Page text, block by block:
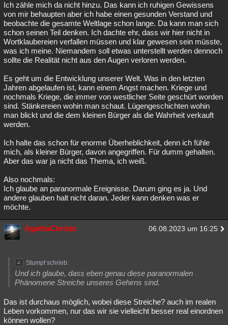
Ich zähle mich da nicht hinzu. Das kann ich ruhigen Gewissens
von mir behaupten aber ich habe einen gesunden Verstand und
beobachte die gesamte Weltlage schon lange. Da kann man sich
schon seinen Teil denken. Ich dachte ehr, dass wir hier nicht in
Wortklaubereien verfallen müssen und klar gewesen sein müsste,
was ich meine. Niemandem soll etwas unterstellt werden dennoch
sollte die Realität nicht aus den Augen verloren werden.
Es geht um die Entwicklung unserer Welt. Was in den letzten
Jahren abgelaufen ist, kann einem Angst machen. Kriege und
nochmals Kriege, die immer von westlicher Seite geschürt worden
sind. Stänkereien wohin man schaut. Lügengeschichten wohin
man blickt und die dem kleinen Bürger als die Wahrheit verkauft
werden.
Ich halte das schon für enorme Überheblichkeit, denn ich fühle
mich, als kleiner Bürger, davon angegriffen. Für dumm gehalten.
Aber das war ja nicht das Thema, ich weiß.
Also nochmals:
Ich glaube an paranormale Ereignisse. Darum ging es ja. Und
andere glauben halt nicht daran. Jeder kann denken was er
möchte.
AgathaChristo 06.08.2023 um 16:25
Stumpf schrieb:
Und ich glaube, dass eben genau diese paranormalen
Phänomene Streiche unseres Gehirns sind.
Das ist durchaus möglich, wobei diese Streiche? auch im realen
Leben vorkommen, nur das wir sie vielleicht besser real einordnen
können wollen?